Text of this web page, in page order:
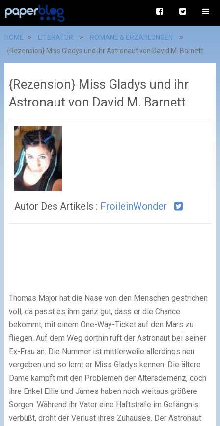
HOME LITERATUR
ROMANE & ERZÄHLUNGEN
{Rezension} Miss Gladys und ihr Astronaut von David M. Barnett
{Rezension} Miss Gladys und ihr
Astronaut von David M. Barnett
Autor Des Artikels : FroileinWonder
Thomas Major hat die Nase von den Menschen gestrichen
voll, da passt es ihm ganz gut, dass er die Chance
bekommt, mit einem One-Way-Ticket auf den Mars zu
fliegen. Auf dem Weg dorthin ruft der Astronaut bei seiner
Ex-Frau an. Die Nummer ist mittlerweile allerdings neu
vergeben und so lernt er Miss Gladys kennen. Die ältere
Dame kämpft mit den Problemen der Altersdemenz, doch
ihre Enkel Ellie und James haben noch weitaus größere
Sorgen. Während ihr Vater eine Haftstrafe im Gefängnis
verbüßt, droht der Verlust ihres Zuhauses. Der Astronaut